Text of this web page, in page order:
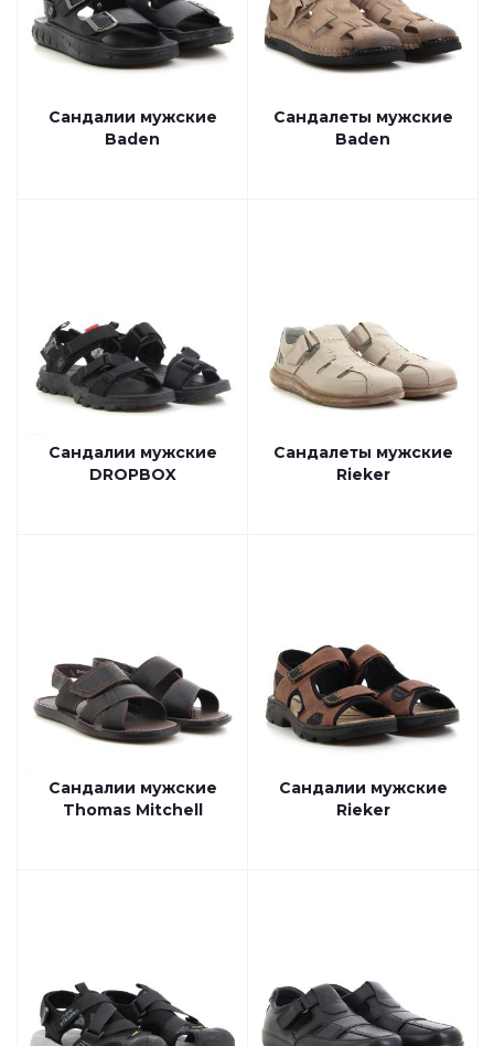
Сандалии мужские
Baden
Сандалеты мужские
Baden
Сандалии мужские
DROPBOX
Сандалеты мужские
Rieker
Сандалии мужские
Thomas Mitchell
Сандалии мужские
Rieker